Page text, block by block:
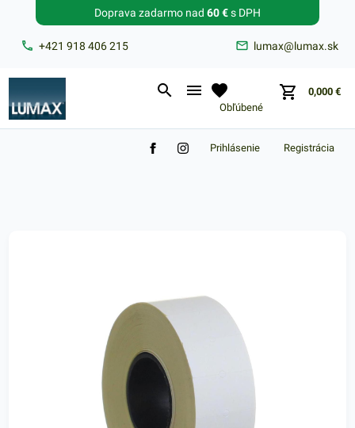
+421 918 406 215 lumax@lumax.sk
Doprava zadarmo nad 60 €s DPH
Obľúbené
0,000 €
Zabudnuté heslo?
Registrácia
Prihlásenie